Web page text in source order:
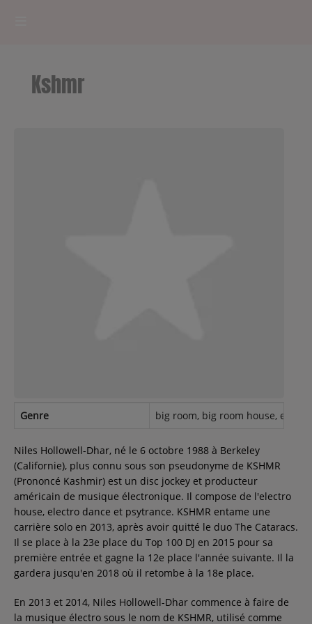
RADIOPLAYER
Recherche d'un titre
SE CONNECTER
Kshmr
Genre big room, big room house,
Niles Hollowell-Dhar, né le 6 octobre 1988 à Berkeley
(Californie), plus connu sous son pseudonyme de KSHMR
(Prononcé Kashmir) est un disc jockey et producteur
américain de musique électronique. Il compose de l'electro
house, electro dance et psytrance. KSHMR entame une
carrière solo en 2013, après avoir quitté le duo The Cataracs.
Il se place à la 23e place du Top 100 DJ en 2015 pour sa
première entrée et gagne la 12e place l'année suivante. Il la
gardera jusqu'en 2018 où il retombe à la 18e place.
En 2013 et 2014, Niles Hollowell-Dhar commence à faire de
la musique électro sous le nom de KSHMR, utilisé comme